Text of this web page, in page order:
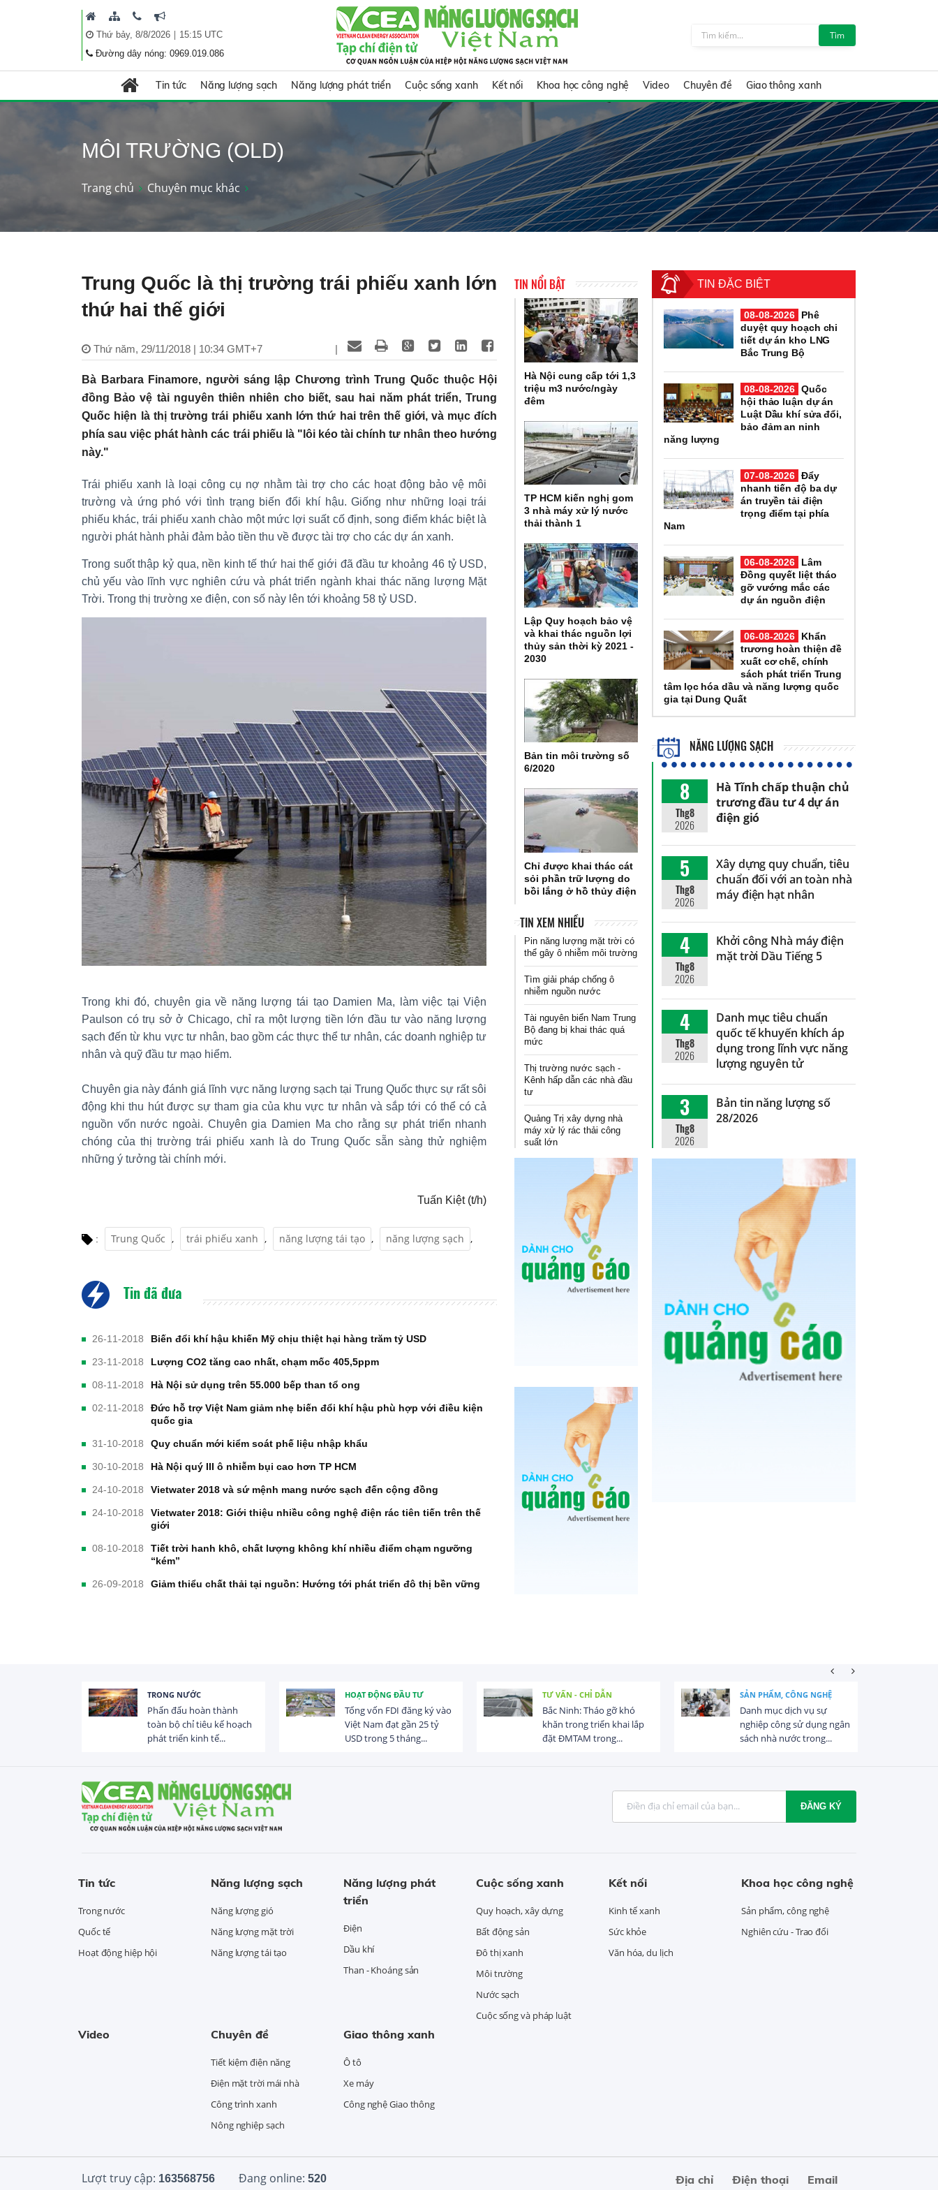
Thứ bảy, 8/8/2026| 15:15 UTC
Đường dây nóng: 0969.019.086
Tìm
Tin tức Năng lượng sạch Năng lượng phát triển Cuộc sống xanh Kết nối Khoa học công nghệ Video Chuyên đề Giao thông xanh
MÔI TRƯỜNG (OLD)
Trang chủ Chuyên mục khác
Trung Quốc là thị trường trái phiếu xanh lớn
thứ hai thế giới
Thứ năm, 29/11/2018 | 10:34 GMT+7 |
Bà Barbara Finamore, người sáng lập Chương trình Trung Quốc thuộc Hội
đồng Bảo vệ tài nguyên thiên nhiên cho biết, sau hai năm phát triển, Trung
Quốc hiện là thị trường trái phiếu xanh lớn thứ hai trên thế giới, và mục đích
phía sau việc phát hành các trái phiếu là "lôi kéo tài chính tư nhân theo hướng
này."
Trái phiếu xanh là loại công cụ nợ nhằm tài trợ cho các hoạt động bảo vệ môi
trường và ứng phó với tình trạng biến đổi khí hậu. Giống như những loại trái
phiếu khác, trái phiếu xanh chào một mức lợi suất cố định, song điểm khác biệt là
người phát hành phải đảm bảo tiền thu về được tài trợ cho các dự án xanh.
Trong suốt thập kỷ qua, nền kinh tế thứ hai thế giới đã đầu tư khoảng 46 tỷ USD,
chủ yếu vào lĩnh vực nghiên cứu và phát triển ngành khai thác năng lượng Mặt
Trời. Trong thị trường xe điện, con số này lên tới khoảng 58 tỷ USD.
Trong khi đó, chuyên gia về năng lượng tái tạo Damien Ma, làm việc tại Viện
Paulson có trụ sở ở Chicago, chỉ ra một lượng tiền lớn đầu tư vào năng lượng
sạch đến từ khu vực tư nhân, bao gồm các thực thể tư nhân, các doanh nghiệp tư
nhân và quỹ đầu tư mạo hiểm.
Chuyên gia này đánh giá lĩnh vực năng lượng sạch tại Trung Quốc thực sự rất sôi
động khi thu hút được sự tham gia của khu vực tư nhân và sắp tới có thể có cả
nguồn vốn nước ngoài. Chuyên gia Damien Ma cho rằng sự phát triển nhanh
chóng của thị trường trái phiếu xanh là do Trung Quốc sẵn sàng thử nghiệm
những ý tưởng tài chính mới.
Tuấn Kiệt (t/h)
: Trung Quốc , trái phiếu xanh , năng lượng tái tạo , năng lượng sạch ,
Tin đã đưa
26-11-2018 Biến đổi khí hậu khiến Mỹ chịu thiệt hại hàng trăm tỷ USD
23-11-2018 Lượng CO2 tăng cao nhất, chạm mốc 405,5ppm
08-11-2018 Hà Nội sử dụng trên 55.000 bếp than tổ ong
02-11-2018
Đức hỗ trợ Việt Nam giảm nhẹ biến đổi khí hậu phù hợp với điều kiện
quốc gia
31-10-2018 Quy chuẩn mới kiểm soát phế liệu nhập khẩu
30-10-2018 Hà Nội quý III ô nhiễm bụi cao hơn TP HCM
24-10-2018 Vietwater 2018 và sứ mệnh mang nước sạch đến cộng đồng
24-10-2018
Vietwater 2018: Giới thiệu nhiều công nghệ điện rác tiên tiến trên thế
giới
08-10-2018
Tiết trời hanh khô, chất lượng không khí nhiều điểm chạm ngưỡng
“kém”
26-09-2018 Giảm thiểu chất thải tại nguồn: Hướng tới phát triển đô thị bền vững
TIN NỔI BẬT
Hà Nội cung cấp tới 1,3
triệu m3 nước/ngày
đêm
TP HCM kiến nghị gom
3 nhà máy xử lý nước
thải thành 1
Lập Quy hoạch bảo vệ
và khai thác nguồn lợi
thủy sản thời kỳ 2021 -
2030
Bản tin môi trường số
6/2020
Chỉ được khai thác cát
sỏi phần trữ lượng do
bồi lắng ở hồ thủy điện
TIN XEM NHIỀU
Pin năng lượng mặt trời có
thể gây ô nhiễm môi trường
Tìm giải pháp chống ô
nhiễm nguồn nước
Tài nguyên biển Nam Trung
Bộ đang bị khai thác quá
mức
Thị trường nước sạch -
Kênh hấp dẫn các nhà đầu
tư
Quảng Trị xây dựng nhà
máy xử lý rác thải công
suất lớn
TIN ĐẶC BIỆT
08-08-2026
Phê
duyệt quy hoạch chi
tiết dự án kho LNG
Bắc Trung Bộ
08-08-2026 Quốc
hội thảo luận dự án
Luật Dầu khí sửa đổi,
bảo đảm an ninh
năng lượng
07-08-2026 Đẩy
nhanh tiến độ ba dự
án truyền tải điện
trọng điểm tại phía
Nam
06-08-2026
Lâm
Đồng quyết liệt tháo
gỡ vướng mắc các
dự án nguồn điện
06-08-2026
Khẩn
trương hoàn thiện đề
xuất cơ chế, chính
sách phát triển Trung
tâm lọc hóa dầu và năng lượng quốc
gia tại Dung Quất
NĂNG LƯỢNG SẠCH
8
Thg8
2026
Hà Tĩnh chấp thuận chủ
trương đầu tư 4 dự án
điện gió
5
Thg8
2026
Xây dựng quy chuẩn, tiêu
chuẩn đối với an toàn nhà
máy điện hạt nhân
4
Thg8
2026
Khởi công Nhà máy điện
mặt trời Dầu Tiếng 5
4
Thg8
2026
Danh mục tiêu chuẩn
quốc tế khuyến khích áp
dụng trong lĩnh vực năng
lượng nguyên tử
3
Thg8
2026
Bản tin năng lượng số
28/2026
TRONG NƯỚC
Phấn đấu hoàn thành
toàn bộ chỉ tiêu kế hoạch
phát triển kinh tế...
HOẠT ĐỘNG ĐẦU TƯ
Tổng vốn FDI đăng ký vào
Việt Nam đạt gần 25 tỷ
USD trong 5 tháng...
TƯ VẤN - CHỈ DẪN
Bắc Ninh: Tháo gỡ khó
khăn trong triển khai lắp
đặt ĐMTAM trong...
SẢN PHẨM, CÔNG NGHỆ
Danh mục dịch vụ sự
nghiệp công sử dụng ngân
sách nhà nước trong...
ĐĂNG KÝ
Tin tức
Trong nước
Quốc tế
Hoạt động hiệp hội
Năng lượng sạch
Năng lượng gió
Năng lượng mặt trời
Năng lượng tái tạo
Năng lượng phát
triển
Điện
Dầu khí
Than - Khoáng sản
Cuộc sống xanh
Quy hoạch, xây dựng
Bất động sản
Đô thị xanh
Môi trường
Nước sạch
Cuộc sống và pháp luật
Kết nối
Kinh tế xanh
Sức khỏe
Văn hóa, du lịch
Khoa học công nghệ
Sản phẩm, công nghệ
Nghiên cứu - Trao đổi
Video Chuyên đề
Tiết kiệm điện năng
Điện mặt trời mái nhà
Công trình xanh
Nông nghiệp sạch
Giao thông xanh
Ô tô
Xe máy
Công nghệ Giao thông
Lượt truy cập: 163568756 Đang online: 520 Email
Điện thoại
Địa chỉ